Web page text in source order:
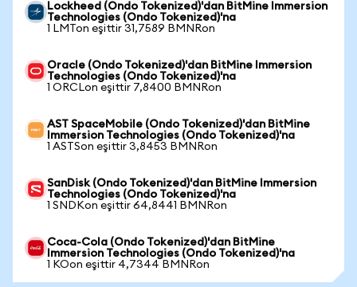
Lockheed (Ondo Tokenized)'dan BitMine Immersion
Technologies (Ondo Tokenized)'na
1 LMTon eşittir 31,7589 BMNRon
Oracle (Ondo Tokenized)'dan BitMine Immersion
Technologies (Ondo Tokenized)'na
1 ORCLon eşittir 7,8400 BMNRon
AST SpaceMobile (Ondo Tokenized)'dan BitMine
Immersion Technologies (Ondo Tokenized)'na
1 ASTSon eşittir 3,8453 BMNRon
SanDisk (Ondo Tokenized)'dan BitMine Immersion
Technologies (Ondo Tokenized)'na
1 SNDKon eşittir 64,8441 BMNRon
Coca-Cola (Ondo Tokenized)'dan BitMine
Immersion Technologies (Ondo Tokenized)'na
1 KOon eşittir 4,7344 BMNRon